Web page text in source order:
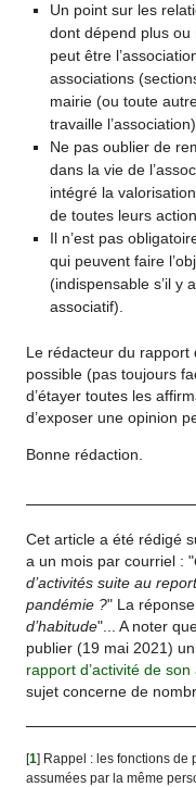
Un point sur les
dont dépend plus ou
peut être
associations
mairie (ou toute
travaille
Ne pas oublier de
dans la vie de
intégré la
de toutes leurs
Il n’est pas
qui peuvent faire
(indispensable s’il y
associatif).
Le rédacteur du rapport
possible (pas toujours
d’étayer toutes les
d’exposer une opinion
Bonne rédaction.
Cet article a été rédigé
a un mois par courriel : "
d’activités suite au
pandémie ?" La
d’habitude"... A noter
publier (19 mai 2021)
rapport d’activité de son
sujet concerne de
[1] Rappel : les fonctions de
assumées par la même